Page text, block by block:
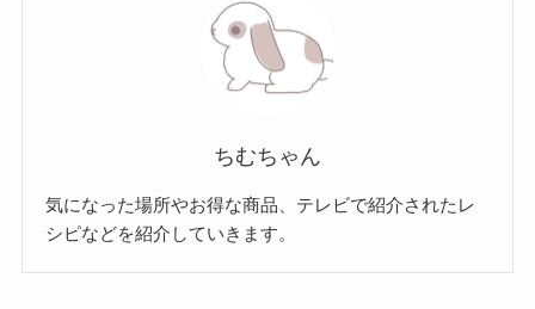
ちむちゃん
気になった場所やお得な商品、テレビで紹介されたレ
シピなどを紹介していきます。